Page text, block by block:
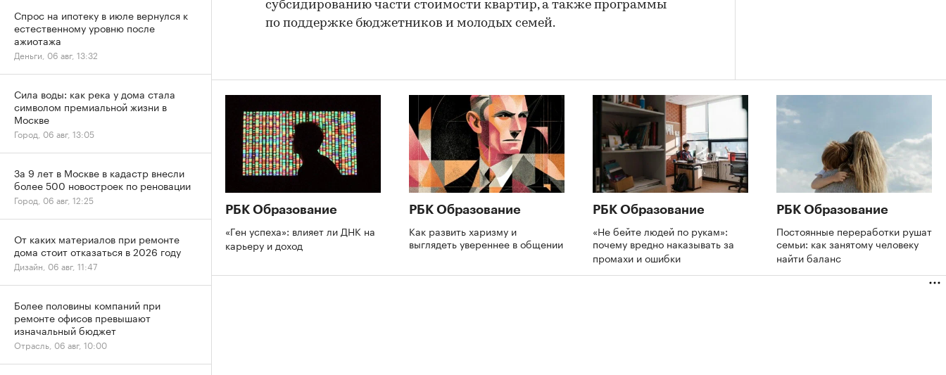
субсидированию части стоимости квартир, а также программы
по поддержке бюджетников и молодых семей.
РБК Образование
«Ген успеха»: влияет ли ДНК на
карьеру и доход
РБК Образование
Как развить харизму и
выглядеть увереннее в общении
РБК Образование
«Не бейте людей по рукам»:
почему вредно наказывать за
промахи и ошибки
РБК Образование
Постоянные переработки рушат
семьи: как занятому человеку
найти баланс
Спрос на ипотеку в июле вернулся к
естественному уровню после
ажиотажа
Деньги, 06 авг, 13:32
Сила воды: как река у дома стала
символом премиальной жизни в
Москве
Город, 06 авг, 13:05
За 9 лет в Москве в кадастр внесли
более 500 новостроек по реновации
Город, 06 авг, 12:25
От каких материалов при ремонте
дома стоит отказаться в 2026 году
Дизайн, 06 авг, 11:47
Более половины компаний при
ремонте офисов превышают
изначальный бюджет
Отрасль, 06 авг, 10:00